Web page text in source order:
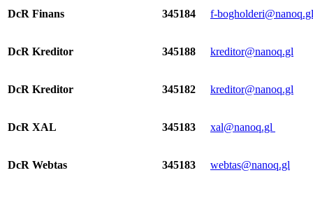
DcR Finans 345184 f-bogholderi@nanoq.gl
DcR Kreditor 345188 kreditor@nanoq.gl
DcR Kreditor 345182 kreditor@nanoq.gl
DcR XAL 345183 xal@nanoq.gl
DcR Webtas 345183 webtas@nanoq.gl